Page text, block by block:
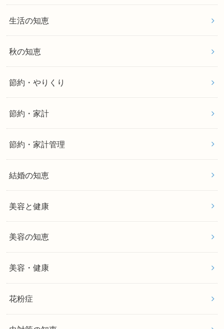
生活の知恵
秋の知恵
節約・やりくり
節約・家計
節約・家計管理
結婚の知恵
美容と健康
美容の知恵
美容・健康
花粉症